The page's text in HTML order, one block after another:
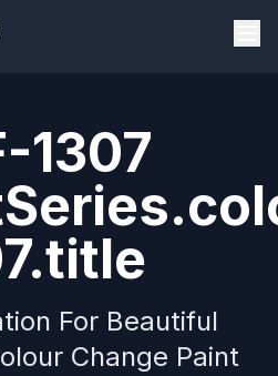
1307
For Beautiful
Change Paint